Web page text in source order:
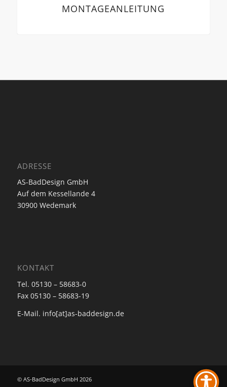
MONTAGEANLEITUNG
ADRESSE
AS-BadDesign GmbH
Auf dem Kessellande 4
30900 Wedemark
KONTAKT
Tel. 05130 – 58683-0
Fax 05130 – 58683-19
E-Mail. info[at]as-baddesign.de
© AS-BadDesign GmbH 2026